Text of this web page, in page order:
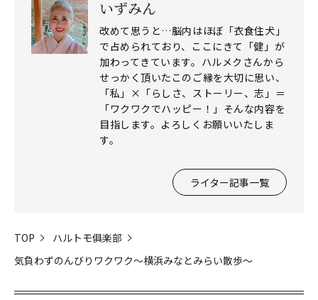
いずみん
改めて思うと…脳内はほぼ「衣食住犬」
で占められており、ここにきて「健」が
加わってきています。ハルメクさんから
せっかく頂いたこのご縁を大切に思い、
「私」×「らしさ、ストーリー、志」＝
「ワクワクでハッピー！」そんな内容を
目指します。よろしくお願いいたしま
す。
ライター記事一覧
TOP
ハルトモ俱楽部
気負わずのんびりワクワク～横浜みなとみらい散歩～